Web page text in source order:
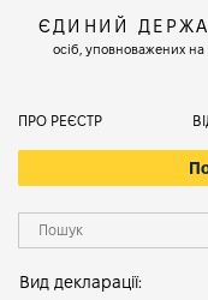
ЄДИНИЙ
осіб, уповноважених
ПРО РЕЄСТР
Вид декларації: